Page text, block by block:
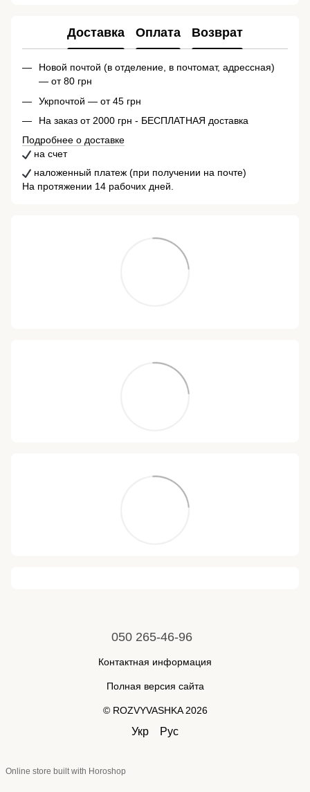
Доставка Оплата Возврат
Новой почтой (в отделение, в почтомат, адрессная)
— от 80 грн
Укрпочтой — от 45 грн
На заказ от 2000 грн - БЕСПЛАТНАЯ доставка
Подробнее о доставке
на счет
наложенный платеж (при получении на почте)
На протяжении 14 рабочих дней.
050 265-46-96
Контактная информация
Полная версия сайта
© ROZVYVASHKA 2026
Укр Рус
Online store built with Horoshop